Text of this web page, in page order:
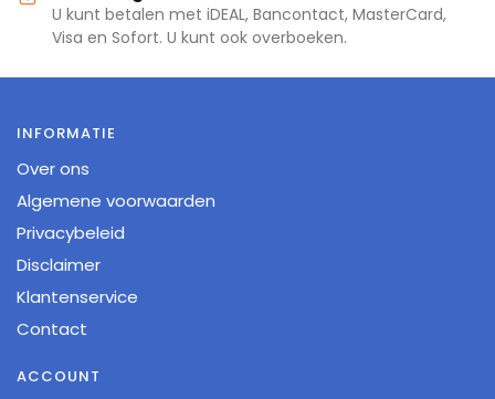
U kunt betalen met iDEAL, Bancontact, MasterCard,
Visa en Sofort. U kunt ook overboeken.
INFORMATIE
Over ons
Algemene voorwaarden
Privacybeleid
Disclaimer
Klantenservice
Contact
ACCOUNT